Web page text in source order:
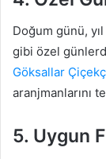
Doğum günü,
gibi özel
Göksallar
aranjmanlarını
5. Uygun